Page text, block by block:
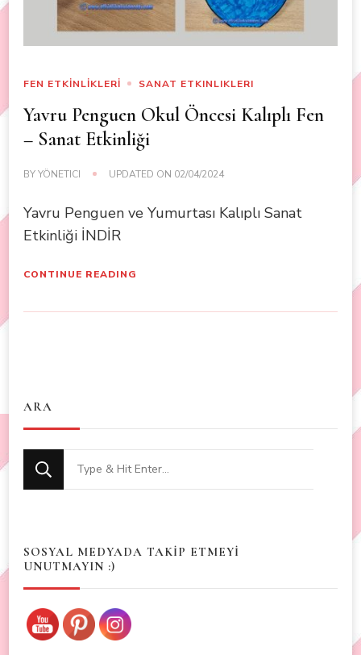
FEN ETKİNLİKLERİ SANAT ETKINLIKLERI
Yavru Penguen Okul Öncesi Kalıplı Fen
– Sanat Etkinliği
BYYÖNETICI UPDATED ON 02/04/2024
Yavru Penguen ve Yumurtası Kalıplı Sanat
Etkinliği İNDİR
CONTINUE READING
ARA
Looking
for
SOSYAL MEDYADA TAKİP ETMEYİ
UNUTMAYIN :)